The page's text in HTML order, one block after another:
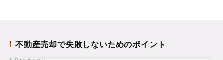
不動産売却で失敗しないためのポイント